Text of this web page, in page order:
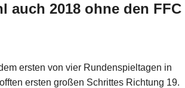
auch 2018 ohne den FFC
ersten von vier Rundenspieltagen in
ersten großen Schrittes Richtung 19.